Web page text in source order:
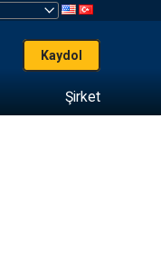
Kaydol
Şirket